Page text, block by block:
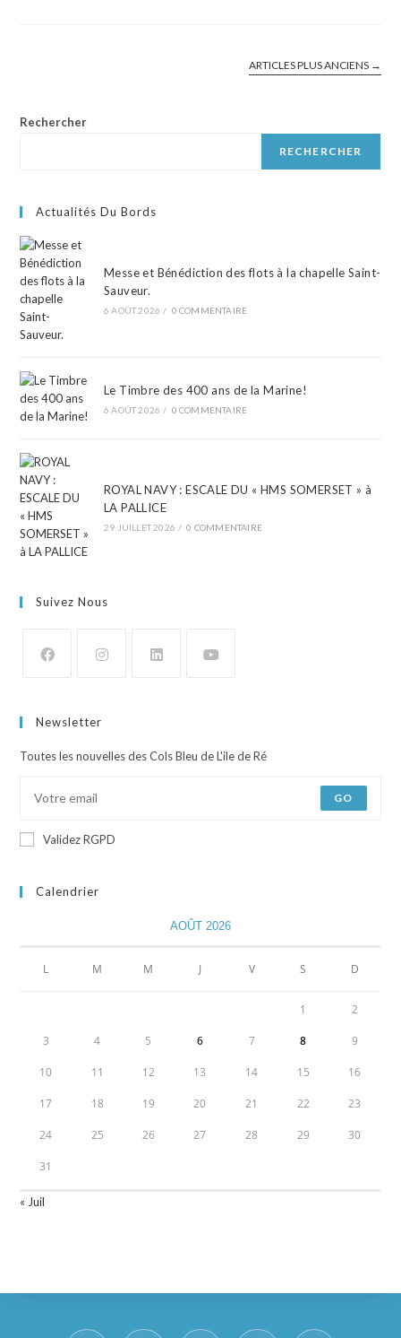
ARTICLES PLUS ANCIENS →
Rechercher
RECHERCHER
Actualités Du Bords
Messe et Bénédiction des flots à la chapelle Saint-
Sauveur.
6 AOÛT 2026 / 0 COMMENTAIRE
Le Timbre des 400 ans de la Marine!
6 AOÛT 2026 / 0 COMMENTAIRE
ROYAL NAVY : ESCALE DU « HMS SOMERSET » à
LA PALLICE
29 JUILLET 2026 / 0 COMMENTAIRE
Suivez Nous
Newsletter
Toutes les nouvelles des Cols Bleu de L'ile de Ré
GO
Validez RGPD
Calendrier
AOÛT 2026
L M M J V S D
1 2
3 4 5 6 7 8 9
10 11 12 13 14 15 16
17 18 19 20 21 22 23
24 25 26 27 28 29 30
31
« Juil